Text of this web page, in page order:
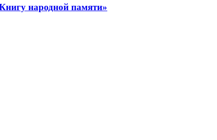
народной памяти»